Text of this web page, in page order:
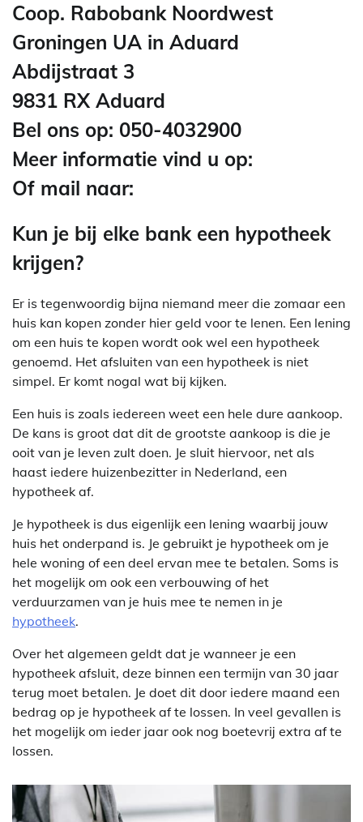
Coop. Rabobank Noordwest
Groningen UA in Aduard
Abdijstraat 3
9831 RX Aduard
Bel ons op: 050-4032900
Meer informatie vind u op:
Of mail naar:
Kun je bij elke bank een hypotheek
krijgen?
Er is tegenwoordig bijna niemand meer die zomaar een
huis kan kopen zonder hier geld voor te lenen. Een lening
om een huis te kopen wordt ook wel een hypotheek
genoemd. Het afsluiten van een hypotheek is niet
simpel. Er komt nogal wat bij kijken.
Een huis is zoals iedereen weet een hele dure aankoop.
De kans is groot dat dit de grootste aankoop is die je
ooit van je leven zult doen. Je sluit hiervoor, net als
haast iedere huizenbezitter in Nederland, een
hypotheek af.
Je hypotheek is dus eigenlijk een lening waarbij jouw
huis het onderpand is. Je gebruikt je hypotheek om je
hele woning of een deel ervan mee te betalen. Soms is
het mogelijk om ook een verbouwing of het
verduurzamen van je huis mee te nemen in je
hypotheek.
Over het algemeen geldt dat je wanneer je een
hypotheek afsluit, deze binnen een termijn van 30 jaar
terug moet betalen. Je doet dit door iedere maand een
bedrag op je hypotheek af te lossen. In veel gevallen is
het mogelijk om ieder jaar ook nog boetevrij extra af te
lossen.